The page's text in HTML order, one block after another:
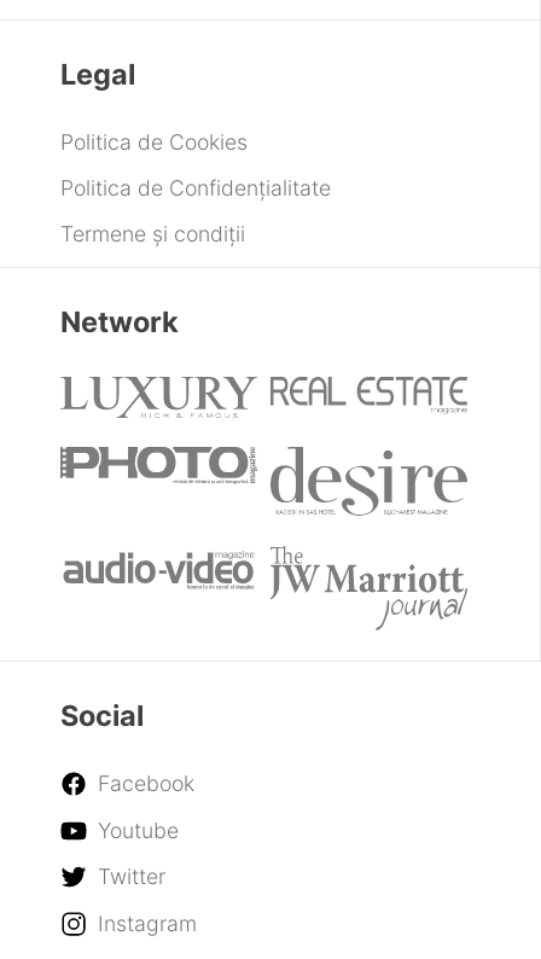
Legal
Politica de Cookies
Politica de Confidențialitate
Termene și condiții
Network
Social
Facebook
Youtube
Twitter
Instagram